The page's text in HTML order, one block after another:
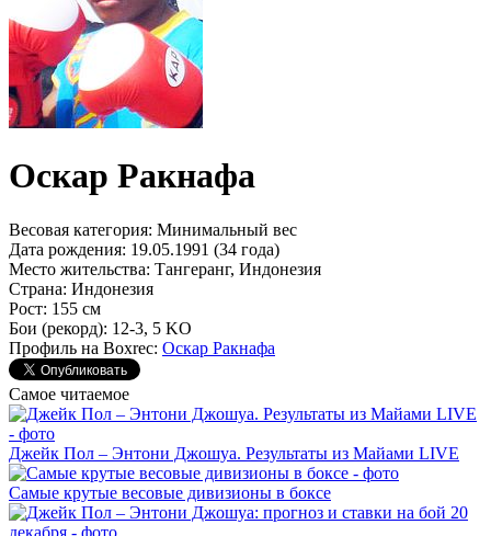
Оскар Ракнафа
Весовая категория: Минимальный вес
Дата рождения: 19.05.1991 (34 года)
Место жительства: Тангеранг, Индонезия
Страна: Индонезия
Рост: 155 см
Бои (рекорд): 12-3, 5 KO
Профиль на Boxrec: Оскар Ракнафа
Самое читаемое
Джейк Пол – Энтони Джошуа. Результаты из Майами LIVE
Самые крутые весовые дивизионы в боксе